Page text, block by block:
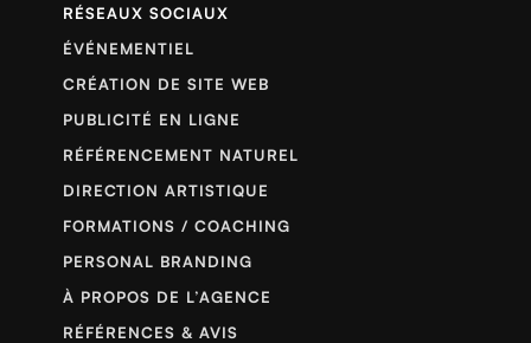
RÉSEAUX SOCIAUX
ÉVÉNEMENTIEL
CRÉATION DE SITE WEB
PUBLICITÉ EN LIGNE
RÉFÉRENCEMENT NATUREL
DIRECTION ARTISTIQUE
FORMATIONS / COACHING
PERSONAL BRANDING
À PROPOS DE L’AGENCE
RÉFÉRENCES & AVIS